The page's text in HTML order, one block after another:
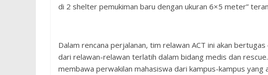
di 2 shelter pemukiman baru dengan ukuran 6×5 meter”
Dalam rencana perjalanan, tim relawan ACT ini akan
dari relawan-relawan terlatih dalam bidang medis dan
membawa perwakilan mahasiswa dari kampus-kampus yang